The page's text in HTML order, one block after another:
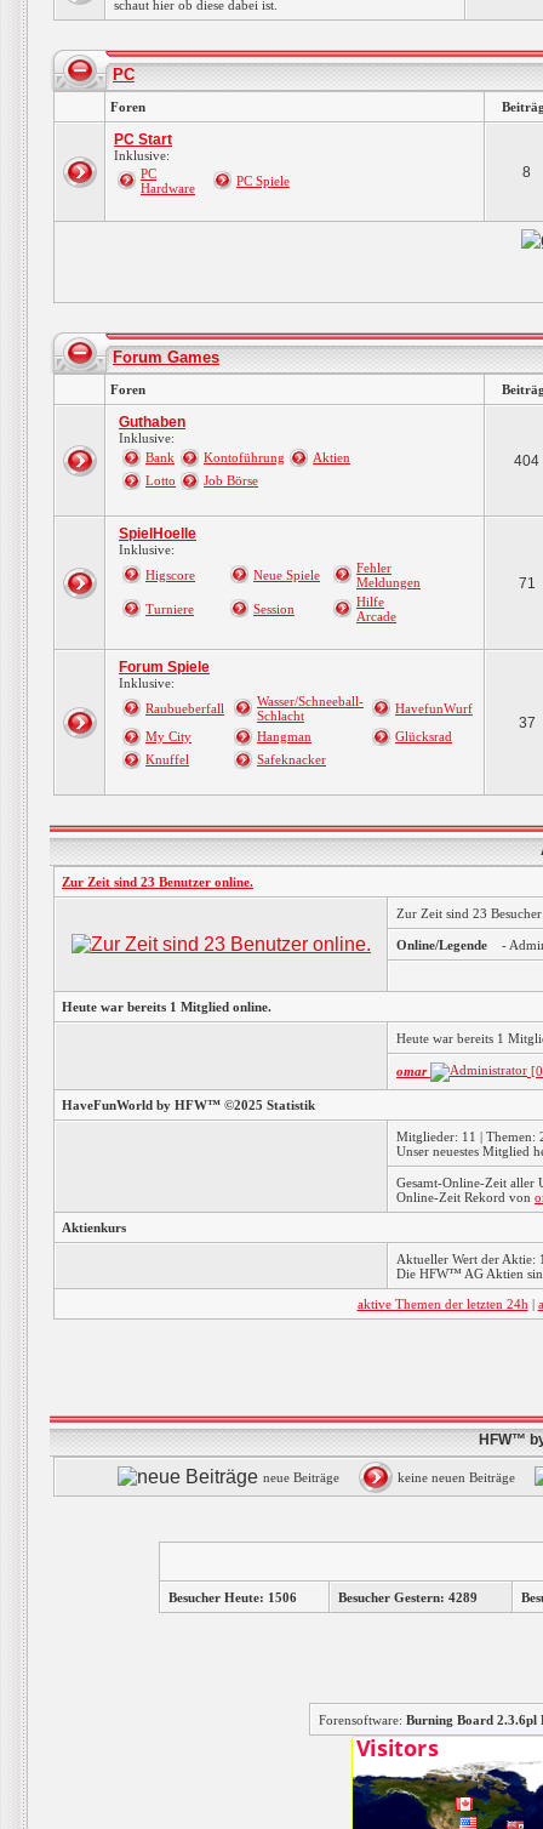
schaut hier ob diese dabei ist.
PC
Foren
PC Start
Inklusive:
PC
Hardware
PC Spiele 8
Forum Games
Foren
Guthaben
Inklusive:
Bank
Kontoführung
Aktien
Lotto
Job Börse
404
SpielHoelle
Inklusive:
Higscore
Neue Spiele
Fehler
Meldungen
Turniere
Session
Hilfe
Arcade
71
Forum Spiele
Inklusive:
Raubueberfall
Wasser/Schneeball-
Schlacht
HavefunWurf
My City
Hangman
Glücksrad
Knuffel
Safeknacker
37
Zur Zeit sind 23 Benutzer online.
Zur Zeit sind 23
Online/Legende -
Heute war bereits 1 Mitglied online.
Heute war bereits 1
omar
HaveFunWorld by HFW™ ©2025 Statistik
Mitglieder: 11 | Themen:
Unser neuestes Mitglied
Gesamt-Online-Zeit aller
Online-Zeit Rekord von
Aktienkurs
Aktueller Wert der Aktie:
Die HFW™ AG Aktien
aktive Themen der letzten 24h |
HFW™
neue Beiträge keine neuen Beiträge
Besucher Heute: 1506 Besucher Gestern: 4289
Forensoftware: Burning Board